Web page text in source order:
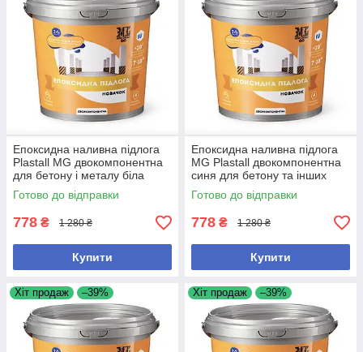
Епоксидна наливна підлога
Plastall MG двокомпонентна
для бетону і металу біла
Готово до відправки
778 ₴ 1 280 ₴
Купити
Епоксидна наливна підлога
MG Plastall двокомпонентна
синя для бетону та інших
основ
Готово до відправки
778 ₴ 1 280 ₴
Купити
Хіт продаж –39% Хіт продаж –39%